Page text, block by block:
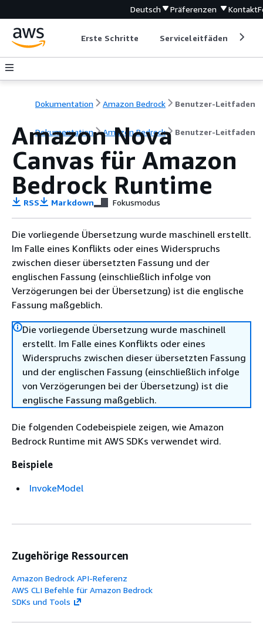
Deutsch Präferenzen Kontakt
Erste Schritte Serviceleitfäden
Dokumentation Amazon Bedrock Benutzer-Leitfaden
Dokumentation Amazon Bedrock Benutzer-Leitfaden
Amazon Nova
Canvas für Amazon
Bedrock Runtime
RSS Markdown Fokusmodus
Die vorliegende Übersetzung wurde maschinell erstellt.
Im Falle eines Konflikts oder eines Widerspruchs
zwischen dieser übersetzten Fassung und der
englischen Fassung (einschließlich infolge von
Verzögerungen bei der Übersetzung) ist die englische
Fassung maßgeblich.
Die vorliegende Übersetzung wurde maschinell
erstellt. Im Falle eines Konflikts oder eines
Widerspruchs zwischen dieser übersetzten Fassung
und der englischen Fassung (einschließlich infolge
von Verzögerungen bei der Übersetzung) ist die
englische Fassung maßgeblich.
Die folgenden Codebeispiele zeigen, wie Amazon
Bedrock Runtime mit AWS SDKs verwendet wird.
Beispiele
InvokeModel
Zugehörige Ressourcen
Amazon Bedrock API-Referenz
AWS CLI Befehle für Amazon Bedrock
SDKs und Tools